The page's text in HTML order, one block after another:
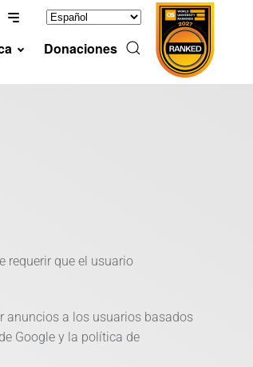
Donaciones
requerir que el usuario
anuncios a los usuarios basados
Google y la política de